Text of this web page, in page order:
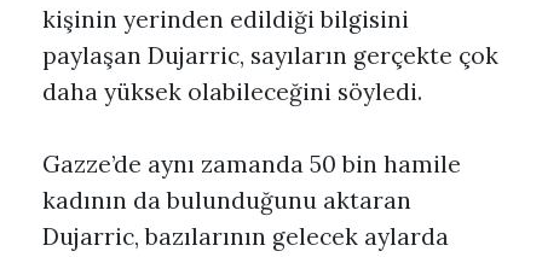
kişinin yerinden edildiği bilgisini
paylaşan Dujarric, sayıların gerçekte çok
daha yüksek olabileceğini söyledi.
Gazze’de aynı zamanda 50 bin hamile
kadının da bulunduğunu aktaran
Dujarric, bazılarının gelecek aylarda